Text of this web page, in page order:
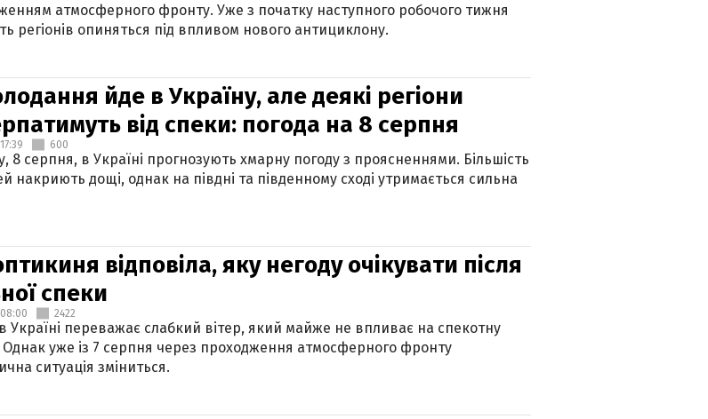
атмосферного фронту. Уже з початку наступного робочого тижня
регіонів опиняться під впливом нового антициклону.
йде в Україну, але деякі регіони
від спеки: погода на 8 серпня
17:39 600
8 серпня, в Україні прогнозують хмарну погоду з проясненнями. Більшість
накриють дощі, однак на півдні та південному сході утримається сильна
відповіла, яку негоду очікувати після
спеки
08:00 2422
Україні переважає слабкий вітер, який майже не впливає на спекотну
Однак уже із 7 серпня через проходження атмосферного фронту
ситуація зміниться.